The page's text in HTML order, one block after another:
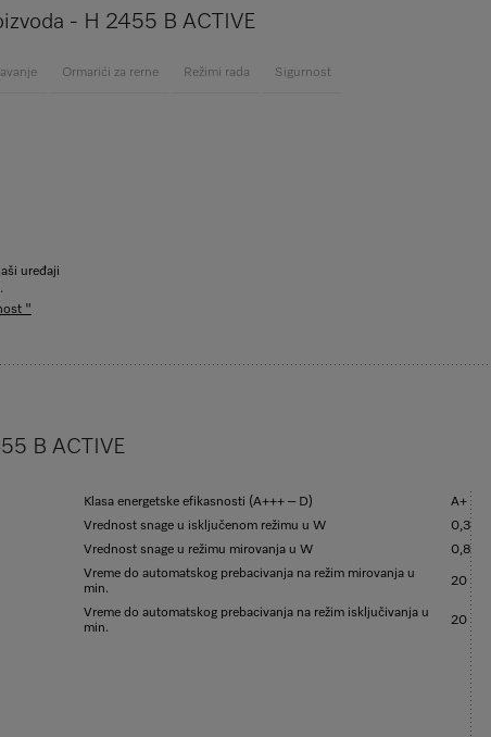
- H 2455 B ACTIVE
Ormarići za rerne Režimi rada Sigurnost
uređaji
"
B ACTIVE
Klasa energetske efikasnosti (A+++ – D)
A+
Vrednost snage u isključenom režimu u W
0,3
Vrednost snage u režimu mirovanja u W
0,8
Vreme do automatskog prebacivanja na režim mirovanja u
min.
20
Vreme do automatskog prebacivanja na režim isključivanja u
min.
20